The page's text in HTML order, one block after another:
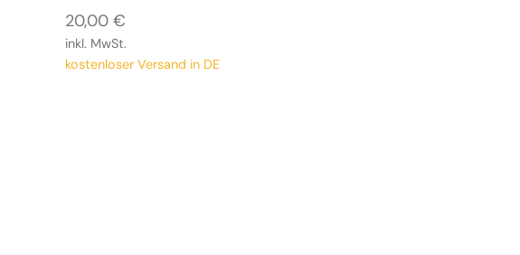
20,00€
inkl. MwSt.
kostenloser Versand in DE